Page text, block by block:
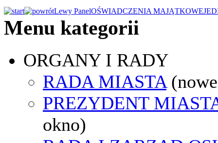
Lewy PanelOŚWIADCZENIA MAJĄTKOWE
Menu kategorii
ORGANY I RADY
RADA MIASTA
PREZYDENT
okno)